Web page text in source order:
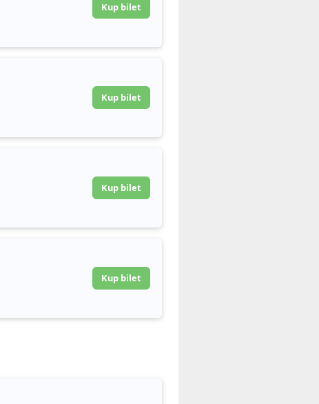
Kup bilet
Kup bilet
Kup bilet
Kup bilet